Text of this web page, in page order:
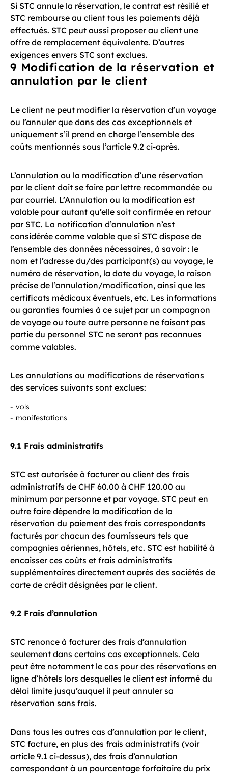
Si STC annule la réservation, le contrat est résilié et
STC rembourse au client tous les paiements déjà
effectués. STC peut aussi proposer au client une
offre de remplacement équivalente. D’autres
exigences envers STC sont exclues.
9 Modification de la réservation et
annulation par le client
Le client ne peut modifier la réservation d’un voyage
ou l’annuler que dans des cas exceptionnels et
uniquement s’il prend en charge l’ensemble des
coûts mentionnés sous l’article 9.2 ci-après.
L’annulation ou la modification d’une réservation
par le client doit se faire par lettre recommandée ou
par courriel. L’Annulation ou la modification est
valable pour autant qu’elle soit confirmée en retour
par STC. La notification d’annulation n’est
considérée comme valable que si STC dispose de
l’ensemble des données nécessaires, à savoir : le
nom et l’adresse du/des participant(s) au voyage, le
numéro de réservation, la date du voyage, la raison
précise de l’annulation/modification, ainsi que les
certificats médicaux éventuels, etc. Les informations
ou garanties fournies à ce sujet par un compagnon
de voyage ou toute autre personne ne faisant pas
partie du personnel STC ne seront pas reconnues
comme valables.
Les annulations ou modifications de réservations
des services suivants sont exclues:
vols
manifestations
9.1 Frais administratifs
STC est autorisée à facturer au client des frais
administratifs de CHF 60.00 à CHF 120.00 au
minimum par personne et par voyage. STC peut en
outre faire dépendre la modification de la
réservation du paiement des frais correspondants
facturés par chacun des fournisseurs tels que
compagnies aériennes, hôtels, etc. STC est habilité à
encaisser ces coûts et frais administratifs
supplémentaires directement auprès des sociétés de
carte de crédit désignées par le client.
9.2 Frais d’annulation
STC renonce à facturer des frais d’annulation
seulement dans certains cas exceptionnels. Cela
peut être notamment le cas pour des réservations en
ligne d’hôtels lors desquelles le client est informé du
délai limite jusqu’auquel il peut annuler sa
réservation sans frais.
Dans tous les autres cas d’annulation par le client,
STC facture, en plus des frais administratifs (voir
article 9.1 ci-dessus), des frais d’annulation
correspondant à un pourcentage forfaitaire du prix